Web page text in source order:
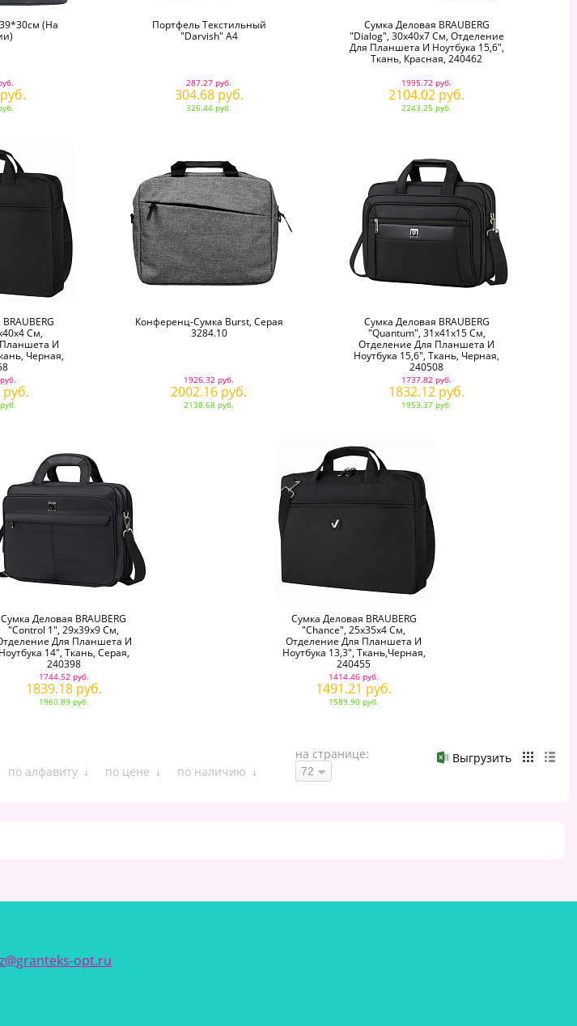
(на
Портфель Текстильный
"Darvish" А4
287.27 руб.
304.68 руб.
326.44 руб.
Сумка Деловая BRAUBERG
"Dialog", 30х40х7 См, Отделение
Для Планшета И Ноутбука 15,6",
Ткань, Красная, 240462
1995.72 руб.
2104.02 руб.
2243.25 руб.
См,
И
Черная,
руб.
Конференц-Сумка Burst, Серая
3284.10
1926.32 руб.
2002.16 руб.
2138.68 руб.
Сумка Деловая BRAUBERG
"Quantum", 31х41х15 См,
Отделение Для Планшета И
Ноутбука 15,6", Ткань, Черная,
240508
1737.82 руб.
1832.12 руб.
1953.37 руб.
Сумка Деловая BRAUBERG
"Control 1", 29х39х9 См,
Для Планшета И
Ноутбука 14", Ткань, Серая,
240398
1744.52 руб.
1839.18 руб.
1960.89 руб.
Сумка Деловая BRAUBERG
"Chance", 25х35х4 См,
Отделение Для Планшета И
Ноутбука 13,3", Ткань,черная,
240455
1414.46 руб.
1491.21 руб.
1589.90 руб.
Выгрузить
по алфавиту по цене по наличию
на странице:
opt.ru